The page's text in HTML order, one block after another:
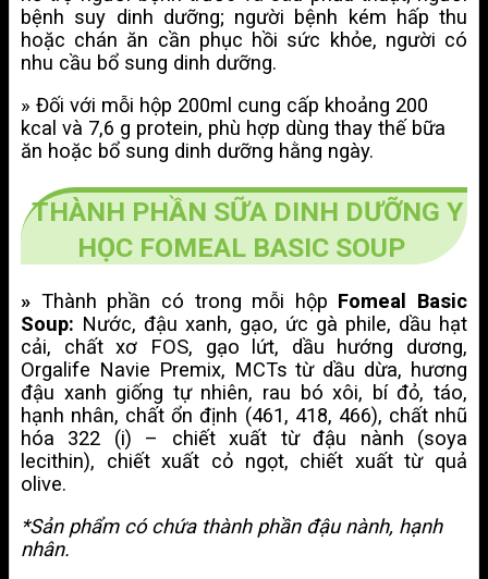
bệnh suy dinh dưỡng; người bệnh kém hấp thu
hoặc chán ăn cần phục hồi sức khỏe, người có
nhu cầu bổ sung dinh dưỡng.
» Đối với mỗi hộp 200ml cung cấp khoảng 200
kcal và 7,6 g protein, phù hợp dùng thay thế bữa
ăn hoặc bổ sung dinh dưỡng hằng ngày.
THÀNH PHẦN SỮA DINH DƯỠNG Y
HỌC FOMEAL BASIC SOUP
» Thành phần có trong mỗi hộp Fomeal Basic
Soup: Nước, đậu xanh, gạo, ức gà phile, dầu hạt
cải, chất xơ FOS, gạo lứt, dầu hướng dương,
Orgalife Navie Premix, MCTs từ dầu dừa, hương
đậu xanh giống tự nhiên, rau bó xôi, bí đỏ, táo,
hạnh nhân, chất ổn định (461, 418, 466), chất nhũ
hóa 322 (i) – chiết xuất từ đậu nành (soya
lecithin), chiết xuất cỏ ngọt, chiết xuất từ quả
olive.
*Sản phẩm có chứa thành phần đậu nành, hạnh
nhân.